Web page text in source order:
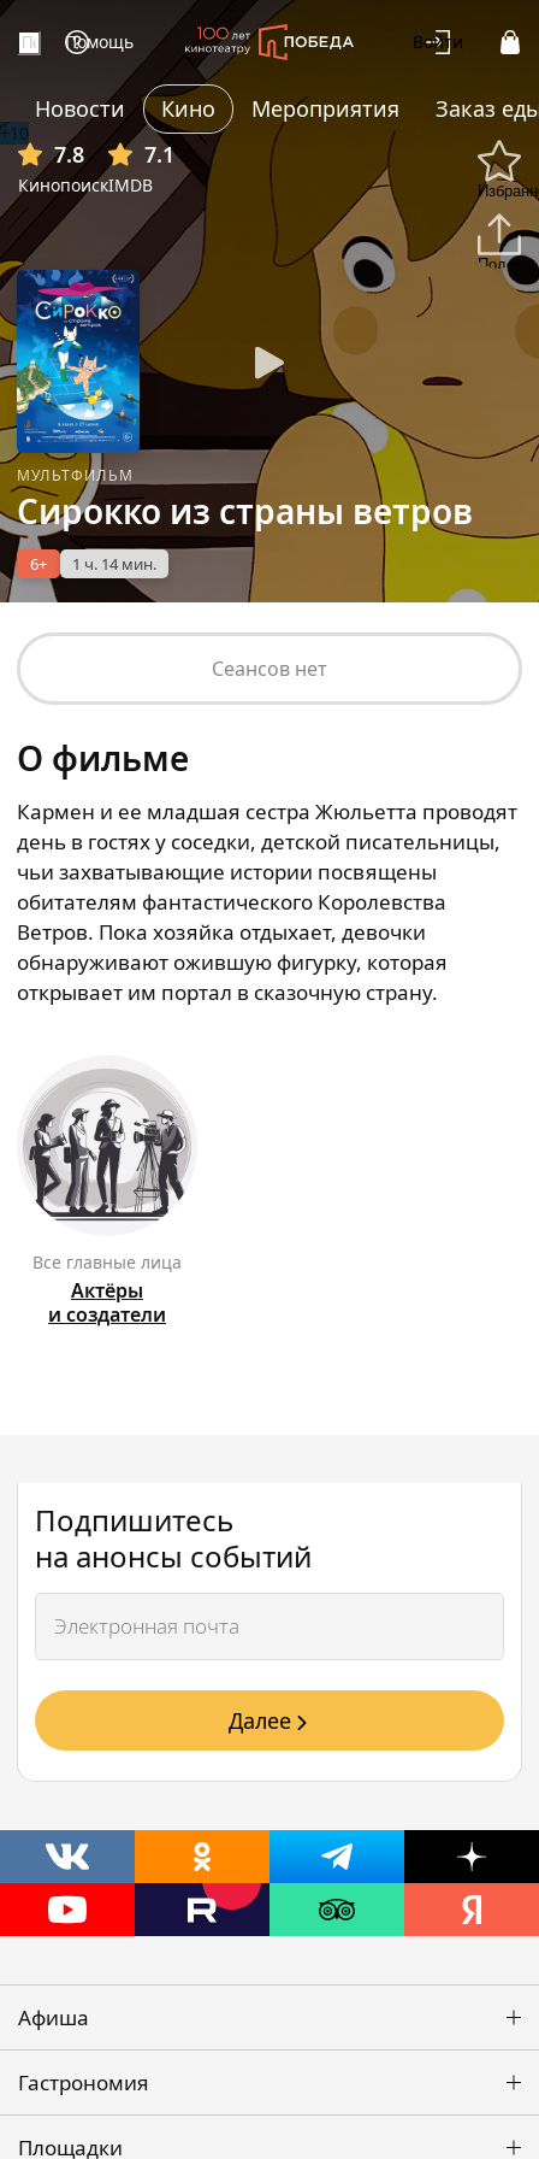
Помощь Войти
Новости Кино Мероприятия
Заказ
7.8
Кинопоиск
7.1
IMDB
+10
МУЛЬТФИЛЬМ
Сирокко из страны ветров
6+ 1 ч. 14 мин.
Сеансов нет
О фильме
Кармен и ее младшая сестра Жюльетта проводят
день в гостях у соседки, детской писательницы,
чьи захватывающие истории посвящены
обитателям фантастического Королевства
Ветров. Пока хозяйка отдыхает, девочки
обнаруживают ожившую фигурку, которая
открывает им портал в сказочную страну.
Все главные лица
Актёры
и создатели
Подпишитесь
на анонсы событий
Далее
Афиша
Гастрономия
Площадки